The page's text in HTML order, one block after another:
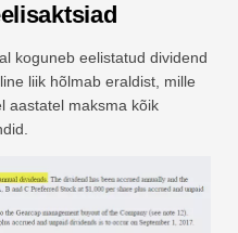
koguneb eelistatud dividend
liik hõlmab eraldist, mille
aastatel maksma kõik